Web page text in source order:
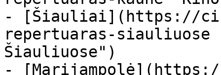
- [Šiauliai](https://
repertuaras-
Šiauliuose")
-